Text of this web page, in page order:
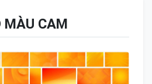
MÀU CAM